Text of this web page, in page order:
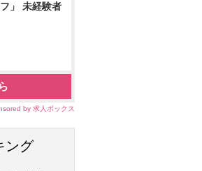
」 未経験者
by 求人ボックス
ング